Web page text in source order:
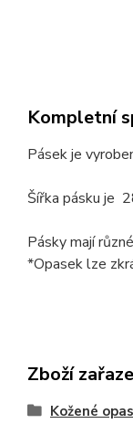
Kompletní
Pásek je
Šířka pásku je
Pásky mají
*Opasek lze
Zboží
Kožené